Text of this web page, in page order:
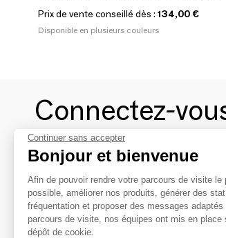
Prix de vente conseillé dès : 134,00 €
Disponible en plusieurs couleurs
Connectez-
contacter les
Afin de profiter au mieux de
avec vos marques préférées, créez-
Continuer sans accepter
Bonjour et bienvenue
Afin de pouvoir rendre votre parcours de visite le
possible, améliorer nos produits, générer des
fréquentation et proposer des messages
parcours de visite, nos équipes ont mis en place
dépôt de cookie.